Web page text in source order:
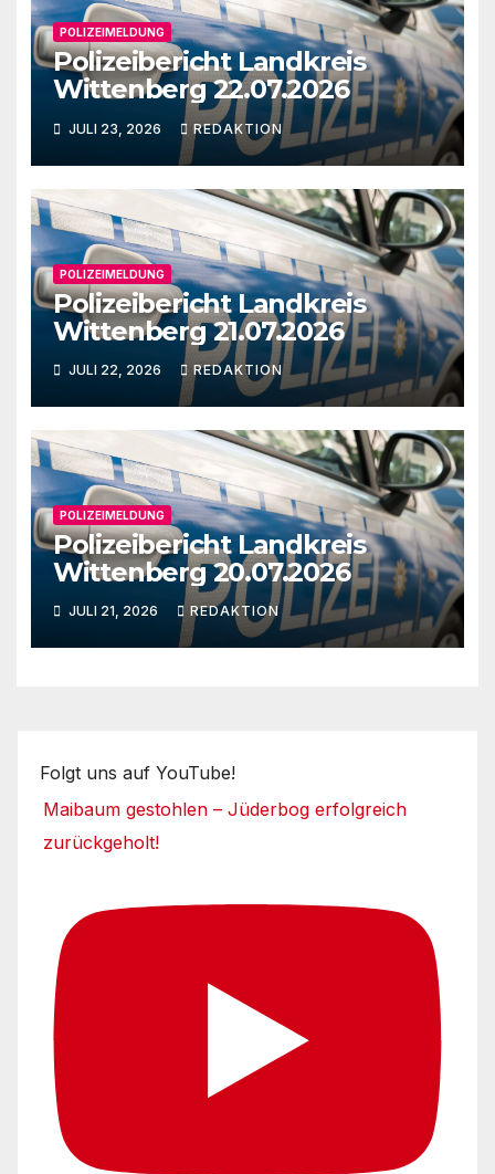
POLIZEIMELDUNG
Polizeibericht Landkreis
Wittenberg 22.07.2026
JULI 23, 2026 REDAKTION
POLIZEIMELDUNG
Polizeibericht Landkreis
Wittenberg 21.07.2026
JULI 22, 2026 REDAKTION
POLIZEIMELDUNG
Polizeibericht Landkreis
Wittenberg 20.07.2026
JULI 21, 2026 REDAKTION
Folgt uns auf YouTube!
Maibaum gestohlen – Jüderbog erfolgreich
zurückgeholt!